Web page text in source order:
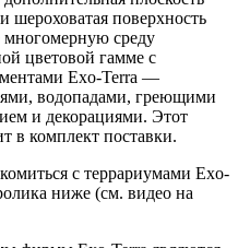
шероховатая поверхность
многомерную среду
цветовой гамме с
Exo-Terra —
водопадами, греющими
и декорациями. Этот
в комплект поставки.
с террариумами Exo-
ниже (см. видео на